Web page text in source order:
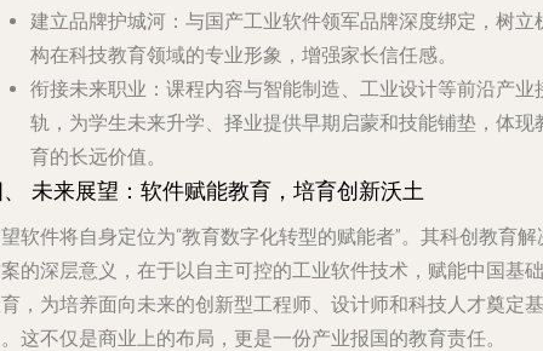
建立品牌护城河 ：与国产工业软件领军品牌深度绑定，树立
构在科技教育领域的专业形象，增强家长信任感。
衔接未来职业 ：课程内容与智能制造、工业设计等前沿产业
轨，为学生未来升学、择业提供早期启蒙和技能铺垫，体现
育的长远价值。
未来展望：软件赋能教育，培育创新沃土
软件将自身定位为“教育数字化转型的赋能者”。其科创教育解
的深层意义，在于以自主可控的工业软件技术，赋能中国基础
，为培养面向未来的创新型工程师、设计师和科技人才奠定基
这不仅是商业上的布局，更是一份产业报国的教育责任。